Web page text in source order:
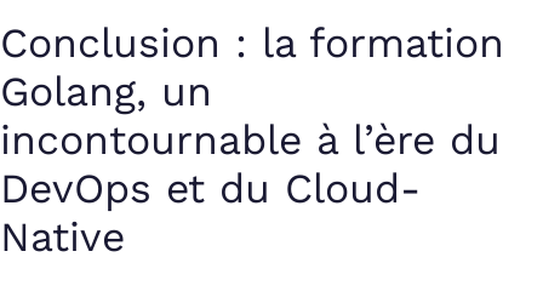
Conclusion : la formation
Golang, un
incontournable à l’ère du
DevOps et du Cloud-
Native